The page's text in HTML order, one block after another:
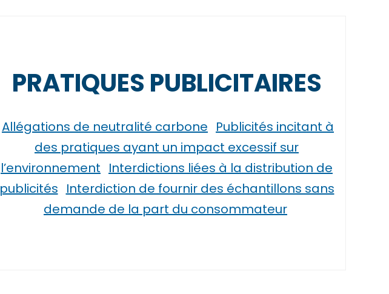
PRATIQUES PUBLICITAIRES
Allégations de neutralité carbone Publicités incitant à
des pratiques ayant un impact excessif sur
l’environnement Interdictions liées à la distribution de
publicités Interdiction de fournir des échantillons sans
demande de la part du consommateur